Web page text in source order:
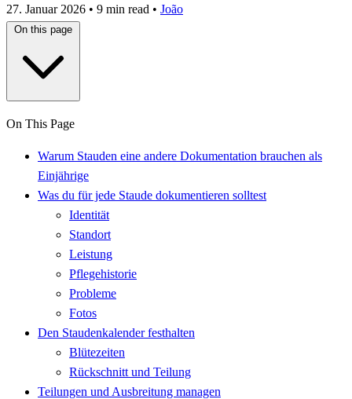
27. Januar 2026 • 9 min read • João
On this page
On This Page
Warum Stauden eine andere Dokumentation brauchen als
Einjährige
Was du für jede Staude dokumentieren solltest
Identität
Standort
Leistung
Pflegehistorie
Probleme
Fotos
Den Staudenkalender festhalten
Blütezeiten
Rückschnitt und Teilung
Teilungen und Ausbreitung managen